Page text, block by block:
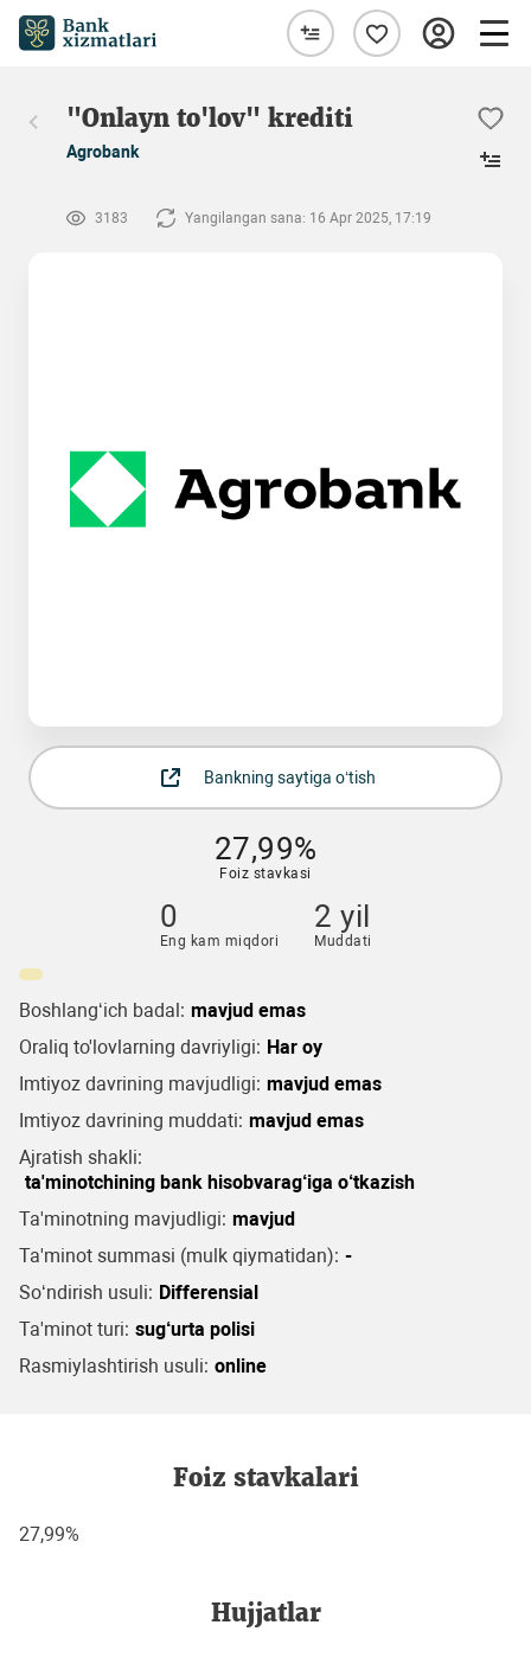
"Onlayn to'lov" krediti
Agrobank
3183 Yangilangan sana: 16 Apr 2025, 17:19
Bankning saytiga o‘tish
27,99%
Foiz stavkasi
0
Eng kam miqdori
2 yil
Muddati
Boshlang‘ich badal: mavjud emas
Oraliq to'lovlarning davriyligi: Har oy
Imtiyoz davrining mavjudligi: mavjud emas
Imtiyoz davrining muddati: mavjud emas
Ajratish shakli:
ta'minotchining bank hisobvarag‘iga o‘tkazish
Ta'minotning mavjudligi: mavjud
Ta'minot summasi (mulk qiymatidan): -
So‘ndirish usuli: Differensial
Ta'minot turi: sug‘urta polisi
Rasmiylashtirish usuli: online
Foiz stavkalari
27,99%
Hujjatlar